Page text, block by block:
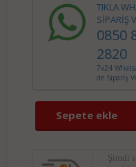
TIKLA
SİPARİŞ
0850
2820
7x24
de Sipariş
Sepete ekle
Şimdi